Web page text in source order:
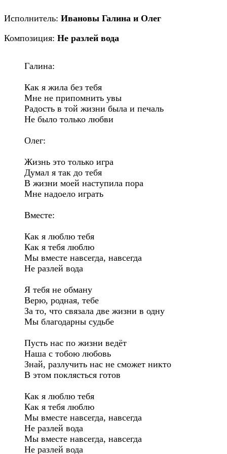
Исполнитель: Ивановы Галина и Олег
Композиция: Не разлей вода
Галина:
Как я жила без тебя
Мне не припомнить увы
Радость в той жизни была и печаль
Не было только любви
Олег:
Жизнь это только игра
Думал я так до тебя
В жизни моей наступила пора
Мне надоело играть
Вместе:
Как я люблю тебя
Как я тебя люблю
Мы вместе навсегда, навсегда
Не разлей вода
Я тебя не обману
Верю, родная, тебе
За то, что связала две жизни в одну
Мы благодарны судьбе
Пусть нас по жизни ведёт
Наша с тобою любовь
Знай, разлучить нас не сможет никто
В этом поклясться готов
Как я люблю тебя
Как я тебя люблю
Мы вместе навсегда, навсегда
Не разлей вода
Мы вместе навсегда, навсегда
Не разлей вода